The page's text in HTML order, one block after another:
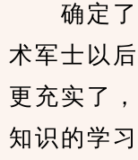
确定了
术军士以
更充实了
知识的学